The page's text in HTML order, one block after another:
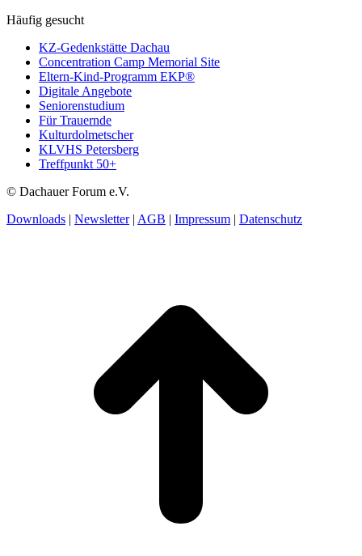
Häufig gesucht
KZ-Gedenkstätte Dachau
Concentration Camp Memorial Site
Eltern-Kind-Programm EKP®
Digitale Angebote
Seniorenstudium
Für Trauernde
Kulturdolmetscher
KLVHS Petersberg
Treffpunkt 50+
© Dachauer Forum e.V.
Downloads | Newsletter| AGB | Impressum | Datenschutz